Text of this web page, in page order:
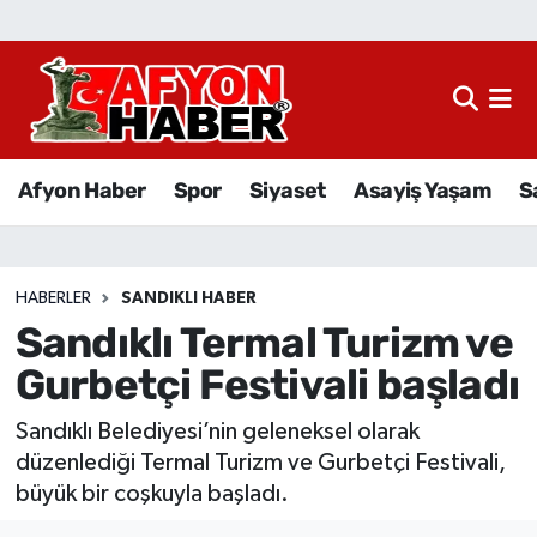
Afyon Haber Spor Siyaset Asayiş Yaşam
HABERLER SANDIKLI HABER
Sandıklı Termal Turizm ve
Gurbetçi Festivali başladı
Sandıklı Belediyesi’nin geleneksel olarak
düzenlediği Termal Turizm ve Gurbetçi Festivali,
büyük bir coşkuyla başladı.
Afyon Haber
Sağlık
Eğitim
Sivil Toplum